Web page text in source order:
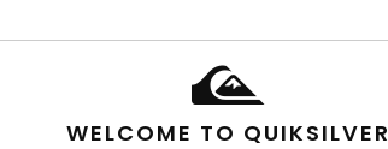
Kollektion
WELCOME TO QUIKSILVER